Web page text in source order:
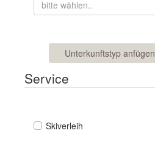
Unterkunftstyp anfügen
Service
Skiverleih